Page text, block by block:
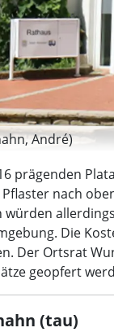
André)
prägenden
nach
Die
Der Ortsrat
geopfert
(tau)